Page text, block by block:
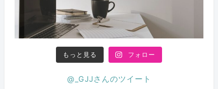
もっと見る フォロー
@_GJJさんのツイート